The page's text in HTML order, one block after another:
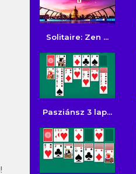
Solitaire: Zen ...
Pasziánsz 3 lap...